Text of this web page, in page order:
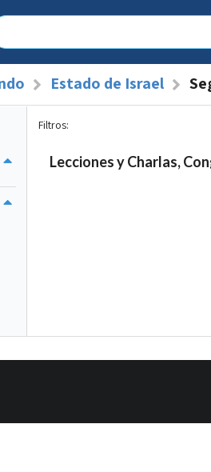
Estado de Israel
Filtros:
Lecciones y Charlas,